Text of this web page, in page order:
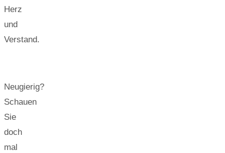
Herz
und
Verstand.
Neugierig?
Schauen
Sie
doch
mal